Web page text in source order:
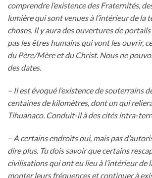
comprendre l’existence des Fraternités,
lumière qui sont venues à l’intérieur de la
choses. Il y aura des ouvertures de
pas les êtres humains qui vont les ouvrir,
du Père/Mère et du Christ. Nous ne
des dates.
– Il est évoqué l’existence de souterrains
centaines de kilomètres, dont un qui
Tihuanaco. Conduit-il à des cités intra-
– A certains endroits oui, mais pas
dire plus. Tu dois savoir que certains
civilisations qui ont eu lieu à l’intérieur de
monter leurs fréquences et continuer à